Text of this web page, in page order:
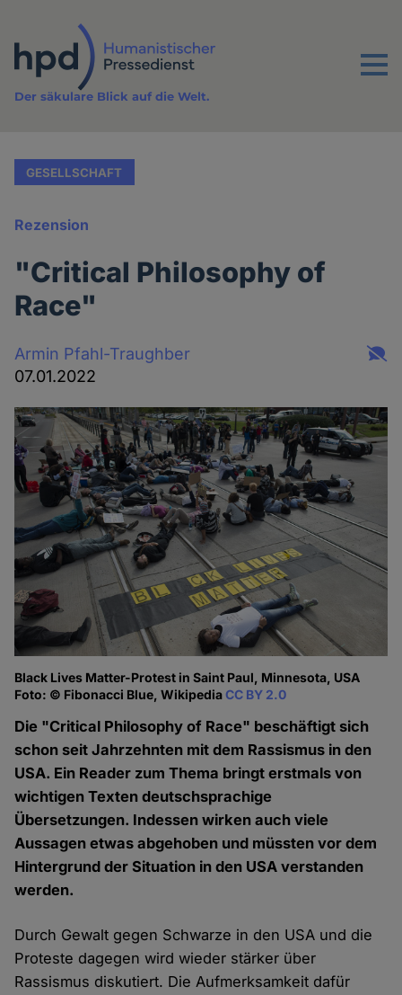
Inhalt
Menu
Der säkulare Blick auf die Welt.
GESELLSCHAFT
Rezension
"Critical Philosophy of
Race"
Armin Pfahl-Traughber
07.01.2022
Black Lives Matter-Protest in Saint Paul, Minnesota, USA
Foto: © Fibonacci Blue, WikipediaCC BY 2.0
Die "Critical Philosophy of Race" beschäftigt sich
schon seit Jahrzehnten mit dem Rassismus in den
USA. Ein Reader zum Thema bringt erstmals von
wichtigen Texten deutschsprachige
Übersetzungen. Indessen wirken auch viele
Aussagen etwas abgehoben und müssten vor dem
Hintergrund der Situation in den USA verstanden
werden.
Durch Gewalt gegen Schwarze in den USA und die
Proteste dagegen wird wieder stärker über
Rassismus diskutiert. Die Aufmerksamkeit dafür